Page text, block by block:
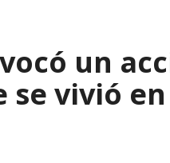
un
se vivió